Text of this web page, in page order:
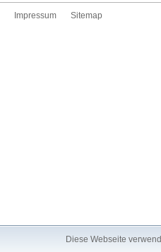
Diese Webseite
Impressum Sitemap